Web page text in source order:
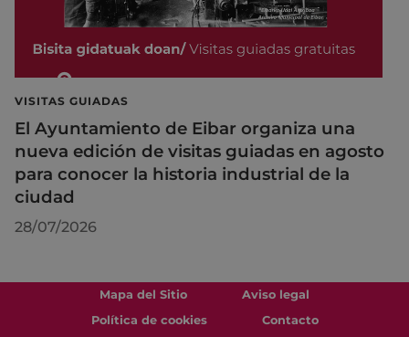
VISITAS GUIADAS
El Ayuntamiento de Eibar organiza una
nueva edición de visitas guiadas en agosto
para conocer la historia industrial de la
ciudad
28/07/2026
Mapa del Sitio
Aviso legal
Política de cookies
Contacto